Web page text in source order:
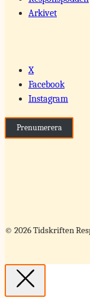
Arkivet
X
Facebook
Instagram
Prenumerera
© 2026 Tidskriften